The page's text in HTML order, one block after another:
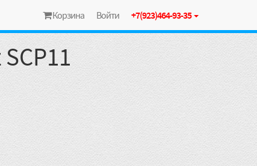
Корзина Войти +7(923)464-93-35